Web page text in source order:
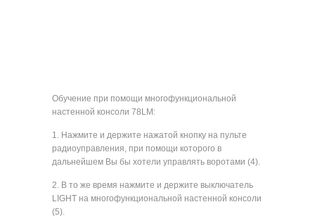
Обучение при помощи многофункциональной
настенной консоли 78LM:
1. Нажмите и держите нажатой кнопку на пульте
радиоуправления, при помощи которого в
дальнейшем Вы бы хотели управлять воротами (4).
2. В то же время нажмите и держите выключатель
LIGHT на многофункциональной настенной консоли
(5).